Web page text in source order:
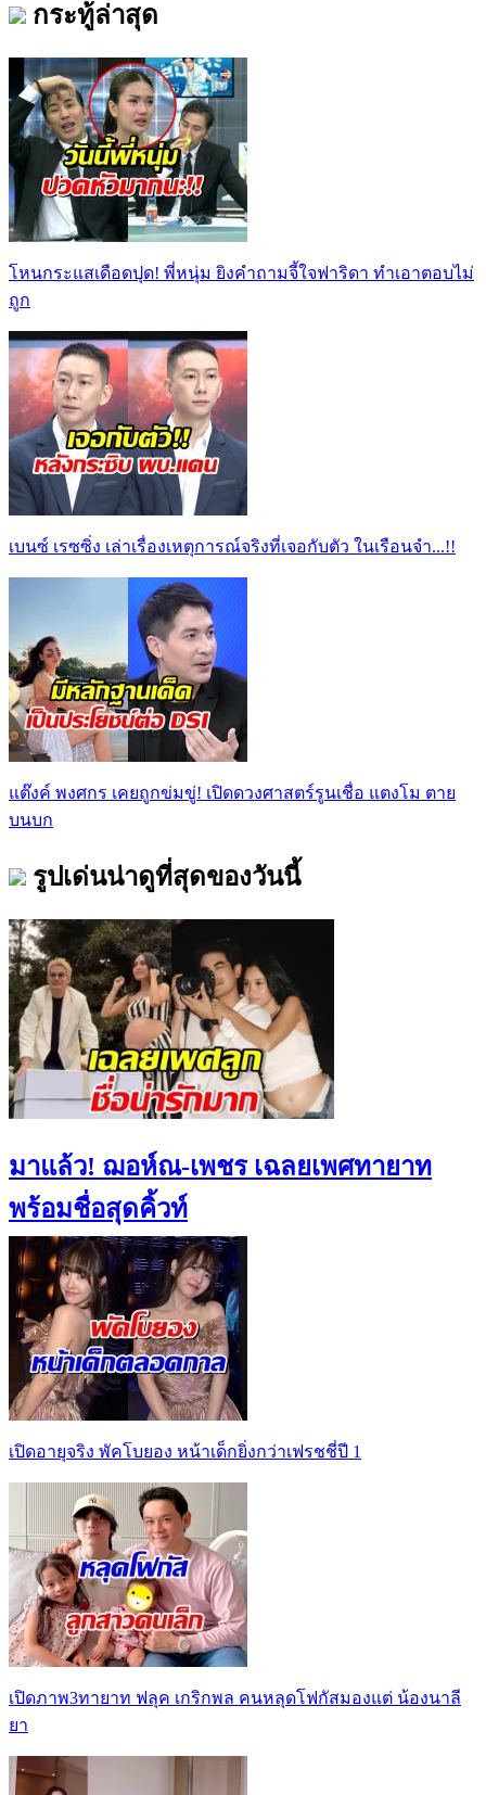
กระทู้ล่าสุด
โหนกระแสเดือดปุด! พี่หนุ่ม ยิงคำถามจี้ใจฟาริดา ทำเอาตอบไม่
ถูก
เบนซ์ เรซซิ่ง เล่าเรื่องเหตุการณ์จริงที่เจอกับตัว ในเรือนจำ...!!
แต๊งค์ พงศกร เคยถูกข่มขู่! เปิดดวงศาสตร์รูนเชื่อ แตงโม ตาย
บนบก
รูปเด่นน่าดูที่สุดของวันนี้
มาแล้ว! ฌอห์ณ-เพชร เฉลยเพศทายาท
พร้อมชื่อสุดคิ้วท์
เปิดอายุจริง พัคโบยอง หน้าเด็กยิ่งกว่าเฟรชชี่ปี 1
เปิดภาพ3ทายาท ฟลุค เกริกพล คนหลุดโฟกัสมองแต่ น้องนาลี
ยา